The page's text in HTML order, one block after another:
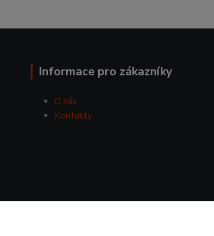
Informace pro zákazníky
O nás
Kontakty